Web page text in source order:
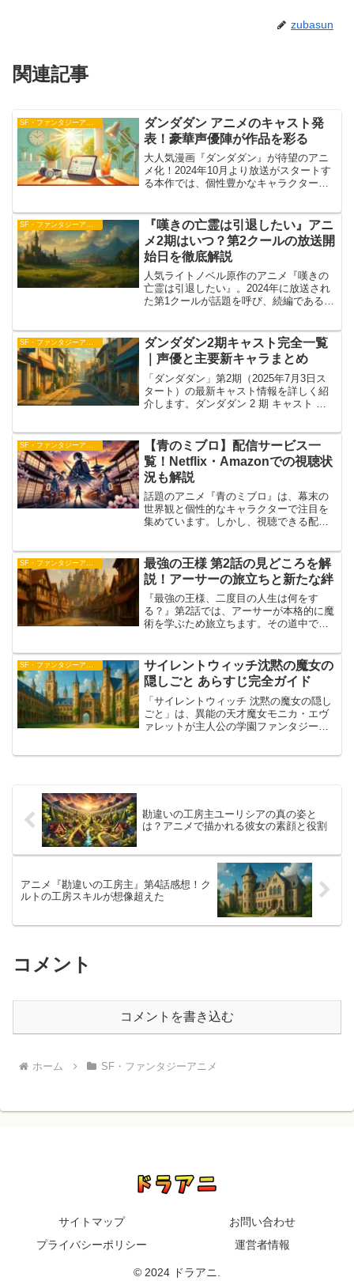
zubasun
関連記事
ダンダダン アニメのキャスト発
表！豪華声優陣が作品を彩る
大人気漫画『ダンダダン』が待望のアニ
メ化！2024年10月より放送がスタートす
る本作では、個性豊かなキャラクターた
さらに盛り上げる注目のキャスト陣。そ
の魅力とキャラクタ...
『嘆きの亡霊は引退したい』アニ
メ2期はいつ？第2クールの放送開
始日を徹底解説
人気ライトノベル原作のアニメ『嘆きの
亡霊は引退したい』。2024年に放送され
た第1クールが話題を呼び、続編である2
では、『嘆きの亡霊は引退したい』アニ
メ2期はいつから...
SF・ファンタジーアニメ
ダンダダン2期キャスト完全一覧
｜声優と主要新キャラまとめ
「ダンダダン」第2期（2025年7月3日ス
タート）の最新キャスト情報を詳しく紹
介します。ダンダダン 2 期 キャスト に
た。第1期からのレギュラーメンバーに加
え、満次郎...
【青のミブロ】配信サービス一
覧！Netflix・Amazonでの視聴状
況も解説
話題のアニメ『青のミブロ』は、幕末の
世界観と個性的なキャラクターで注目を
集めています。しかし、視聴できる配信
ロ』が視聴可能な配信サービス一覧を紹
介し、NetflixやA...
最強の王様 第2話の見どころを解
説！アーサーの旅立ちと新たな絆
『最強の王様、二度目の人生は何をす
る？』第2話では、アーサーが本格的に魔
術を学ぶため旅立ちます。その道中で家
回はアーサーにとって大きな試練となる
旅立ちと、そこで芽生える...
SF・ファンタジーアニメ
サイレントウィッチ沈黙の魔女の
隠しごと あらすじ完全ガイド
「サイレントウィッチ 沈黙の魔女の隠し
ごと」は、異能の天才魔女モニカ・エヴ
ァレットが主人公の学園ファンタジー小
勘違いの工房主ユーリシアの真の姿と
は？アニメで描かれる彼女の素顔と役割
アニメ『勘違いの工房主』第4話感想！ク
ルトの工房スキルが想像超えた
コメント
コメントを書き込む
ホーム SF・ファンタジーアニメ
サイトマップ
お問い合わせ
プライバシーポリシー
運営者情報
© 2024 ドラアニ.